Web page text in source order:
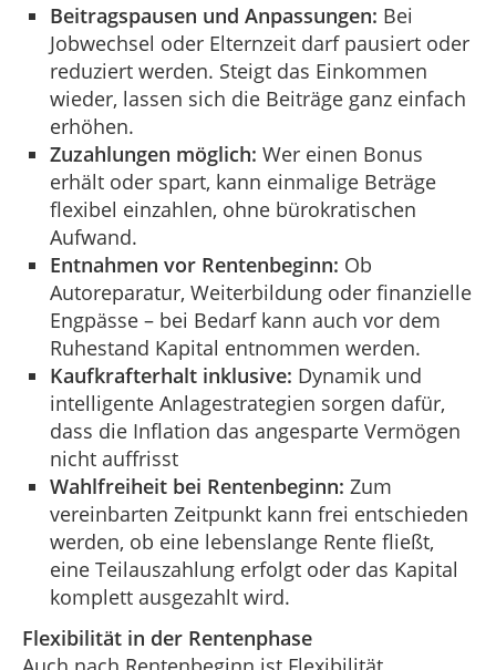
Beitragspausen und Anpassungen: Bei
Jobwechsel oder Elternzeit darf pausiert oder
reduziert werden. Steigt das Einkommen
wieder, lassen sich die Beiträge ganz einfach
erhöhen.
Zuzahlungen möglich: Wer einen Bonus
erhält oder spart, kann einmalige Beträge
flexibel einzahlen, ohne bürokratischen
Aufwand.
Entnahmen vor Rentenbeginn: Ob
Autoreparatur, Weiterbildung oder finanzielle
Engpässe – bei Bedarf kann auch vor dem
Ruhestand Kapital entnommen werden.
Kaufkrafterhalt inklusive: Dynamik und
intelligente Anlagestrategien sorgen dafür,
dass die Inflation das angesparte Vermögen
nicht auffrisst
Wahlfreiheit bei Rentenbeginn: Zum
vereinbarten Zeitpunkt kann frei entschieden
werden, ob eine lebenslange Rente fließt,
eine Teilauszahlung erfolgt oder das Kapital
komplett ausgezahlt wird.
Flexibilität in der Rentenphase